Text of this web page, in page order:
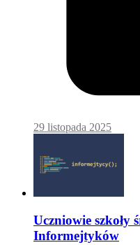
29 listopada 2025
Uczniowie szkoły
Informejtyków